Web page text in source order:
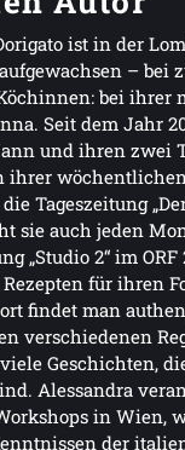
ist in der
– bei
bei ihrer
Seit dem Jahr
und ihren zwei
ihrer
Tageszeitung
sie auch jeden
„Studio 2“ im ORF
für ihren
findet man
verschiedenen
Geschichten,
Alessandra
in Wien,
der